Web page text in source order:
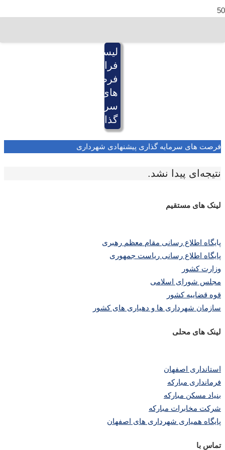
لیست
فراخوان
فرصت
های
سرمایه
گذاری
فرصت های سرمایه گذاری پیشنهادی شهرداری
نتیجه‌ای پیدا نشد.
لینک های مستقیم
پایگاه اطلاع رسانی مقام معظم رهبری
پایگاه اطلاع رسانی ریاست جمهوری
وزارت کشور
مجلس شورای اسلامی
قوه قضاییه کشور
سازمان شهرداری ها و دهیاری های کشور
لینک های محلی
استانداری اصفهان
فرمانداری مبارکه
بنیاد مسکن مبارکه
شرکت مخابرات مبارکه
پایگاه همیاری شهرداری های اصفهان
تماس با